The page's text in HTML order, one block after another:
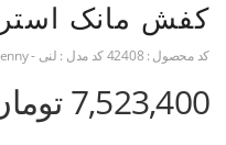
کفش مانک
کد محصول : 42408کد مدل : لنی - Lenny
7,523,400 تومان